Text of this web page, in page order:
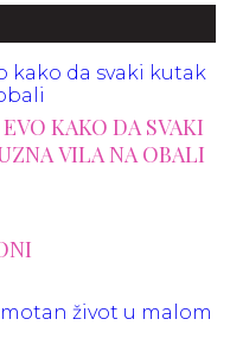
KAKO DA SVAKI
VILA NA OBALI